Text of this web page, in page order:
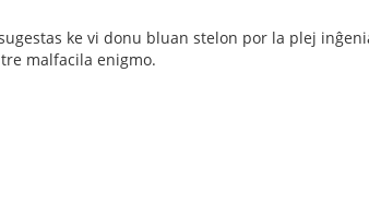
ke vi donu bluan stelon por la plej
malfacila enigmo.